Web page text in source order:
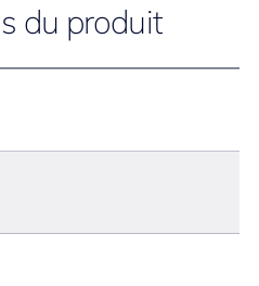
du produit